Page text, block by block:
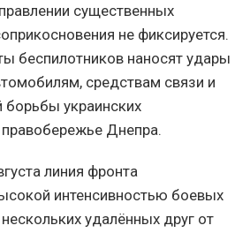
существенных
не фиксируется.
беспилотников наносят удары
средствам связи и
борьбы украинских
Днепра.
линия фронта
интенсивностью боевых
удалённых друг от